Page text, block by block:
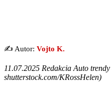
✍️ Autor: Vojto K.
11.07.2025 Redakcia Auto trendy
shutterstock.com/KRossHelen)